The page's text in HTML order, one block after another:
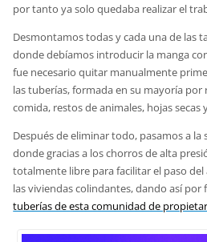
por tanto ya solo quedaba realizar el
Desmontamos todas y cada una de las
donde debíamos introducir la manga
fue necesario quitar manualmente
las tuberías, formada en su mayoría
comida, restos de animales, hojas secas
Después de eliminar todo, pasamos a la
donde gracias a los chorros de alta
totalmente libre para facilitar el paso
las viviendas colindantes, dando así por
tuberías de esta comunidad de